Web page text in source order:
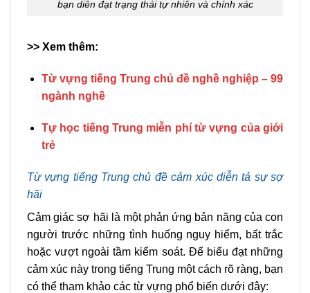
bạn diễn đạt trạng thái tự nhiên và chính xác
>> Xem thêm:
Từ vựng tiếng Trung chủ đề nghề nghiệp – 99
ngành nghề
Tự học tiếng Trung miễn phí từ vựng của giới
trẻ
Từ vựng tiếng Trung chủ đề cảm xúc diễn tả sự sợ
hãi
Cảm giác sợ hãi là một phản ứng bản năng của con
người trước những tình huống nguy hiểm, bất trắc
hoặc vượt ngoài tầm kiểm soát. Để biểu đạt những
cảm xúc này trong tiếng Trung một cách rõ ràng, bạn
có thể tham khảo các từ vựng phổ biến dưới đây: